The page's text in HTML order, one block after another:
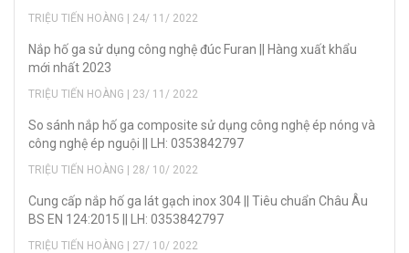
TRIỆU TIẾN HOÀNG | 24/ 11/ 2022
Nắp hố ga sử dụng công nghệ đúc Furan || Hàng xuất khẩu
mới nhất 2023
TRIỆU TIẾN HOÀNG | 23/ 11/ 2022
So sánh nắp hố ga composite sử dụng công nghệ ép nóng và
công nghệ ép nguội || LH: 0353842797
TRIỆU TIẾN HOÀNG | 28/ 10/ 2022
Cung cấp nắp hố ga lát gạch inox 304 || Tiêu chuẩn Châu Âu
BS EN 124:2015 || LH: 0353842797
TRIỆU TIẾN HOÀNG | 27/ 10/ 2022